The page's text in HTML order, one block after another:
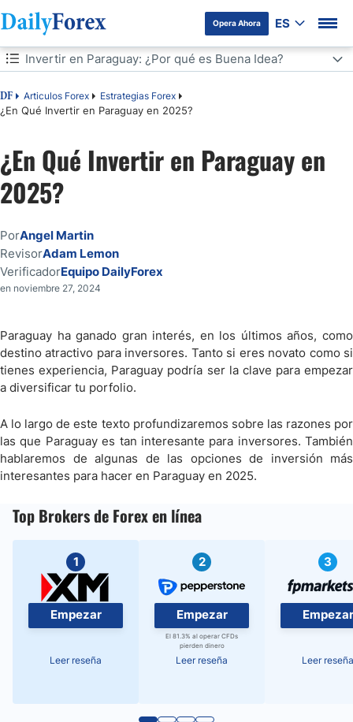
Opera Ahora ES
Tabla de contenidos
DF Articulos Forex Estrategias Forex
¿En Qué Invertir en Paraguay en 2025?
Invertir en Paraguay: ¿Por qué es Buena Idea?
Invertir en Paraguay: ¿Por qué es Buena Idea?
Agricultura y Ganadería
Conclusión: ¿Merece la Pena Invertir en Paraguay en 2025?
¿En Qué Invertir en Paraguay en
2025?
PorAngel Martin
RevisorAdam Lemon
VerificadorEquipo DailyForex
en noviembre 27, 2024
Paraguay ha ganado gran interés, en los últimos años, como
destino atractivo para inversores. Tanto si eres novato como si
tienes experiencia, Paraguay podría ser la clave para empezar
a diversificar tu porfolio.
A lo largo de este texto profundizaremos sobre las razones por
las que Paraguay es tan interesante para inversores. También
hablaremos de algunas de las opciones de inversión más
interesantes para hacer en Paraguay en 2025.
Top Brokers de Forex en línea
1
Empezar
Leer reseña
2
Empezar
El 81.3% al operar CFDs
pierden dinero
Leer reseña
3
Empezar
Leer reseña